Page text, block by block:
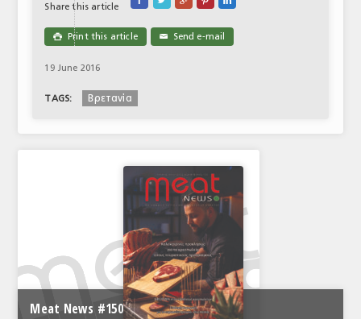
Share this article
 Print this article ✉ Send e-mail
19 June 2016
TAGS: Βρετανία
Meat News #150